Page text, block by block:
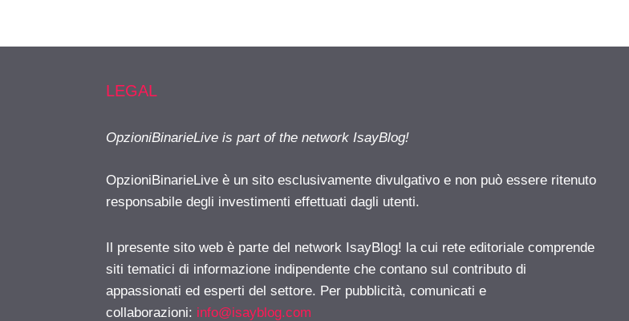
LEGAL
OpzioniBinarieLive is part of the network IsayBlog!
OpzioniBinarieLive è un sito esclusivamente divulgativo e non può essere ritenuto
responsabile degli investimenti effettuati dagli utenti.
Il presente sito web è parte del network IsayBlog! la cui rete editoriale comprende
siti tematici di informazione indipendente che contano sul contributo di
appassionati ed esperti del settore. Per pubblicità, comunicati e
collaborazioni: info@isayblog.com